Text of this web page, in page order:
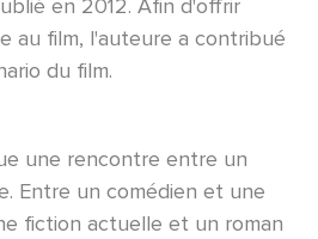
en 2012. Afin d'offrir
au film, l'auteure a contribué
du film.
une rencontre entre un
Entre un comédien et une
fiction actuelle et un roman